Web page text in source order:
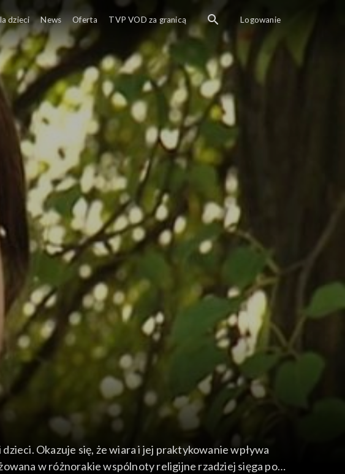
Okazuje się, że wiara i jej praktykowanie wpływa
w różnorakie wspólnoty religijne rzadziej sięga po
dzieci News Oferta TVP VOD za granicą Logowanie